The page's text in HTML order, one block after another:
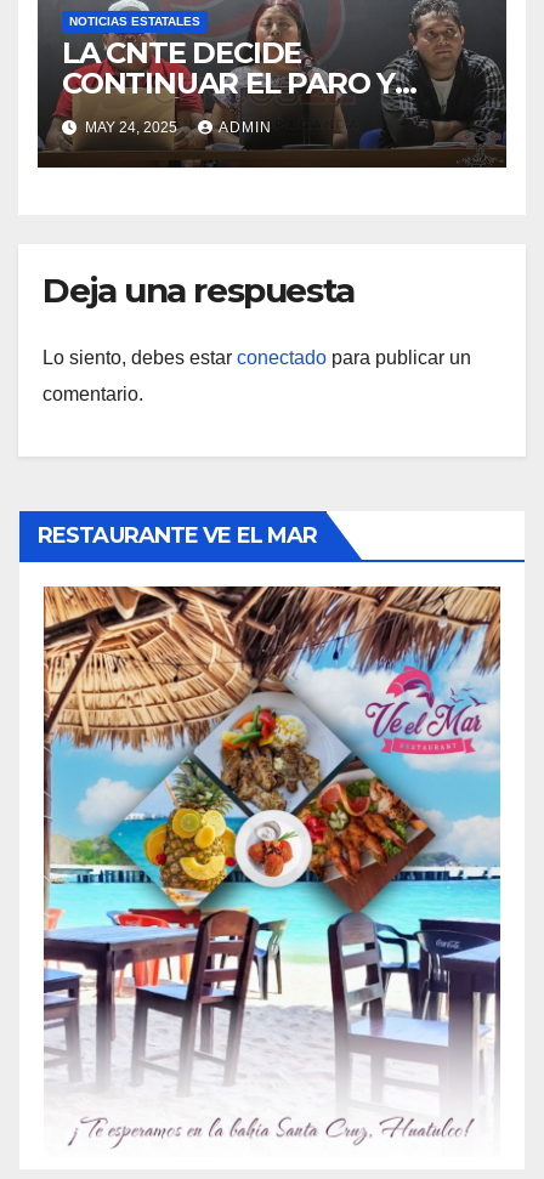
NOTICIAS ESTATALES
LA CNTE DECIDE
CONTINUAR EL PARO Y
PLANTÓN EN LA CDMX.
MAY 24, 2025 ADMIN
Deja una respuesta
Lo siento, debes estar conectado para publicar un
comentario.
RESTAURANTE VE EL MAR